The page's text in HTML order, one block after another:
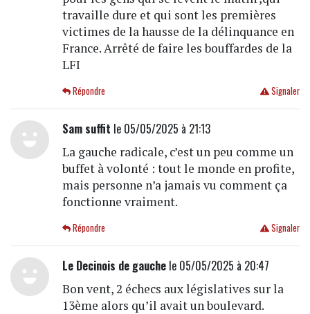
travaille dure et qui sont les premières
victimes de la hausse de la délinquance en
France. Arrêté de faire les bouffardes de la
LFI
Signaler
Répondre
Sam suffit le 05/05/2025 à 21:13
La gauche radicale, c’est un peu comme un
buffet à volonté : tout le monde en profite,
mais personne n’a jamais vu comment ça
fonctionne vraiment.
Signaler
Répondre
Le Decinois de gauchele 05/05/2025 à 20:47
Bon vent, 2 échecs aux législatives sur la
13ème alors qu’il avait un boulevard.